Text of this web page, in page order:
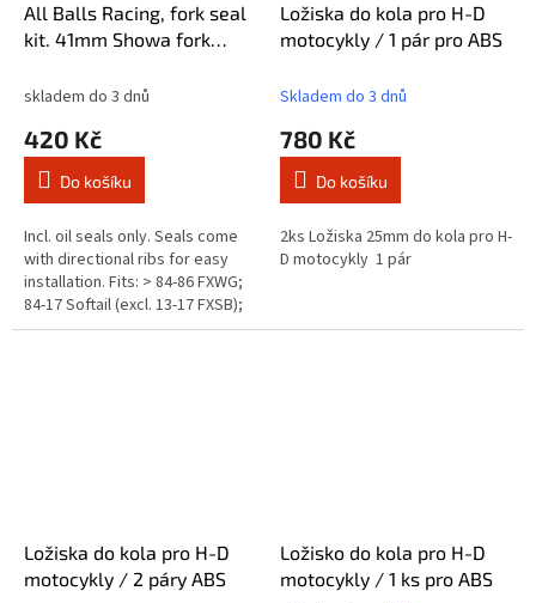
All Balls Racing, fork seal
kit. 41mm Showa fork
skladem do 3 dnů
420 Kč
Do košíku
Incl. oil seals only. Seals come
with directional ribs for easy
installation. Fits: > 84-86 FXWG;
84-17 Softail (excl. 13-17 FXSB);
93-05 FXDWG; 12-16 Dyna FLD;
Ložiska do kola pro H-D
motocykly / 1 pár pro ABS
Skladem do 3 dnů
780 Kč
Do košíku
2ks Ložiska 25mm do kola pro H-
D motocykly 1 pár
Ložiska do kola pro H-D
motocykly / 2 páry ABS
Ložisko do kola pro H-D
motocykly / 1 ks pro ABS